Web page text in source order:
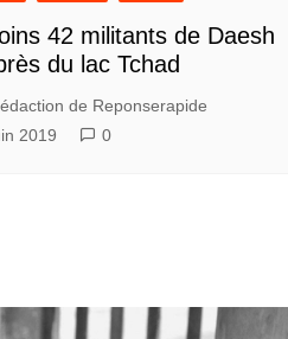
42 militants de Daesh
du lac Tchad
de Reponserapide
2019
0